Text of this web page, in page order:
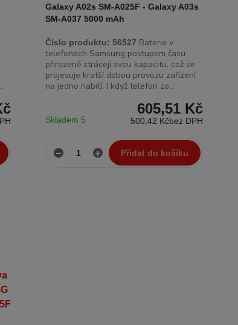
Galaxy A02s SM-A025F - Galaxy A03s
SM-A037 5000 mAh
Číslo produktu: 56527 Baterie v
telefonech Samsung postupem času
přirozeně ztrácejí svou kapacitu, což se
projevuje kratší dobou provozu zařízení
na jedno nabití. I když telefon zo...
605,51 Kč
500,42 Kčbez DPH
Skladem 5
Přidat do košíku